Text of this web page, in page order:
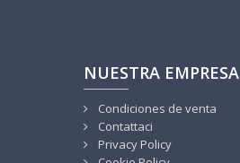
NUESTRA EMPRESA
Condiciones de venta
Contattaci
Privacy Policy